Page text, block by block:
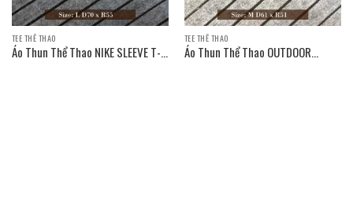
TEE THỂ THAO
Áo Thun Thể Thao NIKE SLEEVE T-
TEE THỂ THAO
Áo Thun Thể Thao OUTDOOR